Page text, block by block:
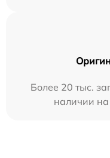
Более 20 тыс.
наличии на